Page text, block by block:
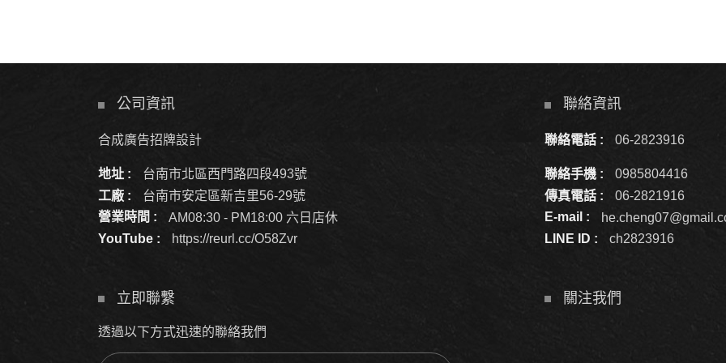
公司資訊
合成廣告招牌設計
地址 :
台南市北區西門路四段493號
工廠 :
台南市安定區新吉里56-29號
營業時間 :
AM08:30 - PM18:00 六日店休
YouTube :
https://reurl.cc/O58Zvr
聯絡資訊
聯絡電話 : 06-2823916
聯絡手機 :
0985804416
傳真電話 :
06-2821916
E-mail :
LINE ID :
ch2823916
立即聯繫
透過以下方式迅速的聯絡我們
關注我們